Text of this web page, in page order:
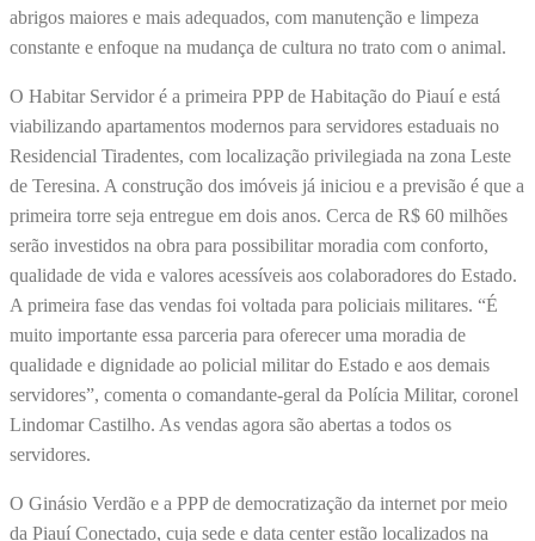
abrigos maiores e mais adequados, com manutenção e limpeza
constante e enfoque na mudança de cultura no trato com o animal.
O Habitar Servidor é a primeira PPP de Habitação do Piauí e está
viabilizando apartamentos modernos para servidores estaduais no
Residencial Tiradentes, com localização privilegiada na zona Leste
de Teresina. A construção dos imóveis já iniciou e a previsão é que a
primeira torre seja entregue em dois anos. Cerca de R$ 60 milhões
serão investidos na obra para possibilitar moradia com conforto,
qualidade de vida e valores acessíveis aos colaboradores do Estado.
A primeira fase das vendas foi voltada para policiais militares. “É
muito importante essa parceria para oferecer uma moradia de
qualidade e dignidade ao policial militar do Estado e aos demais
servidores”, comenta o comandante-geral da Polícia Militar, coronel
Lindomar Castilho. As vendas agora são abertas a todos os
servidores.
O Ginásio Verdão e a PPP de democratização da internet por meio
da Piauí Conectado, cuja sede e data center estão localizados na